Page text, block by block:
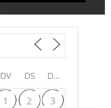
DV DS DG
1 2
3